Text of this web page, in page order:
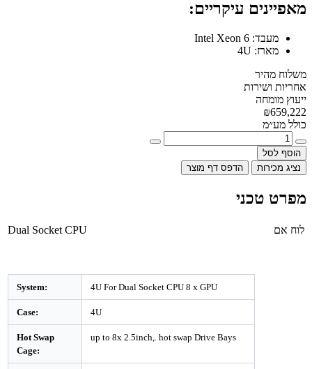
מאפיינים עיקריים:
מעבד:
מארז:
משלוח מהיר
אחריות ושירות
ייעוץ מומחה
₪659,222
כולל מע״מ
הוסף לסל
נציג מכירות
הדפס דף מוצר
מפרט טכני
לוח אם Dual Socket CPU
System: 4U For Dual Socket CPU 8 x GPU
Case: 4U
Hot Swap
Cage:
up to 8x 2.5inch,. hot swap Drive Bays